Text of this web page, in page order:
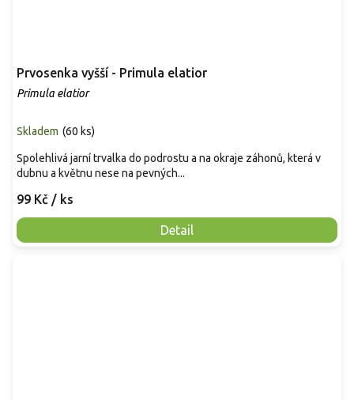
Prvosenka vyšší - Primula elatior
Primula elatior
Skladem (60 ks)
99 Kč / ks
Detail
Spolehlivá jarní trvalka do podrostu a na okraje záhonů, která v
dubnu a květnu nese na pevných...